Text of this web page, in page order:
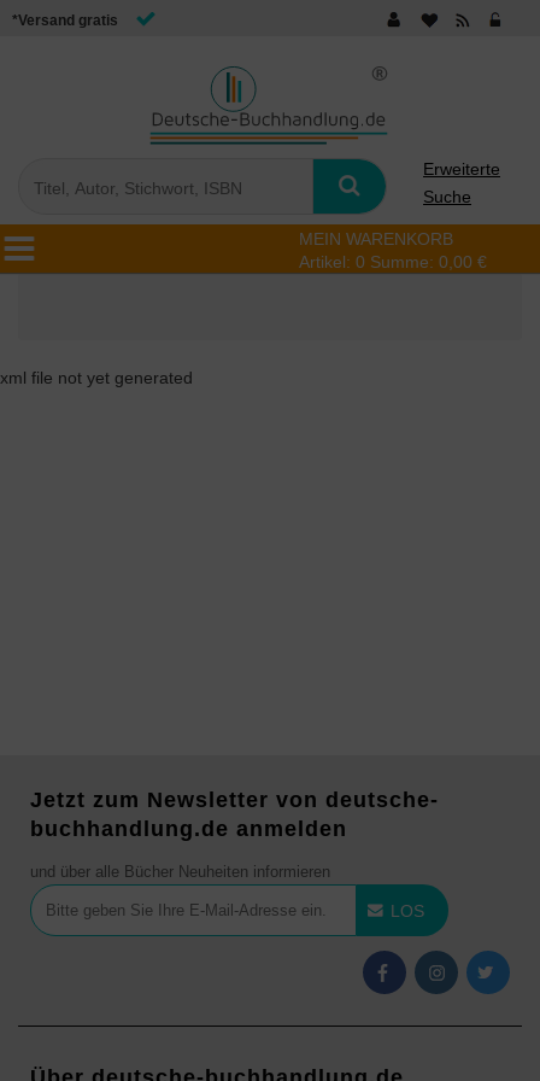
*Versand gratis
Erweiterte
Suche
MEIN WARENKORB
Artikel: 0 Summe: 0,00 €
xml file not yet generated
Jetzt zum Newsletter von deutsche-
buchhandlung.de anmelden
und über alle Bücher Neuheiten informieren
LOS